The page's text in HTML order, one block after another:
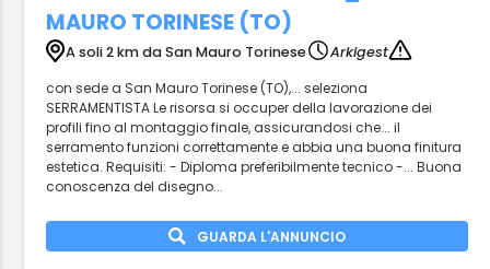
MAURO TORINESE (TO)
A soli 2 km da San Mauro Torinese
Arkigest
con sede a San Mauro Torinese (TO),... seleziona
SERRAMENTISTA Le risorsa si occuper della lavorazione dei
profili fino al montaggio finale, assicurandosi che... il
serramento funzioni correttamente e abbia una buona finitura
estetica. Requisiti: - Diploma preferibilmente tecnico -... Buona
conoscenza del disegno...
GUARDA L'ANNUNCIO